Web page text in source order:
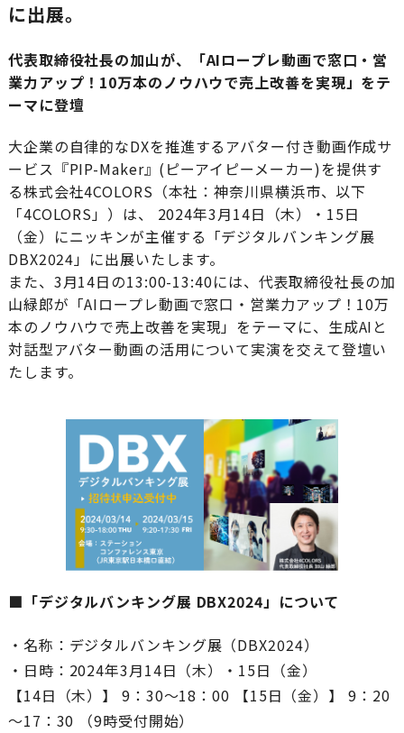
に出展。
代表取締役社長の加山が、「AIロープレ動画で窓口・営
業力アップ！10万本のノウハウで売上改善を実現」をテ
ーマに登壇
大企業の自律的なDXを推進するアバター付き動画作成サ
ービス『PIP-Maker』(ピーアイピーメーカー)を提供す
る株式会社4COLORS（本社：神奈川県横浜市、以下
「4COLORS」）は、 2024年3月14日（木）・15日
（金）にニッキンが主催する「デジタルバンキング展
DBX2024」に出展いたします。
また、3月14日の13:00-13:40には、代表取締役社長の加
山緑郎が「AIロープレ動画で窓口・営業力アップ！10万
本のノウハウで売上改善を実現」をテーマに、生成AIと
対話型アバター動画の活用について実演を交えて登壇い
たします。
■「デジタルバンキング展 DBX2024」について
・名称：デジタルバンキング展（DBX2024）
・日時：2024年3月14日（木）・15日（金）
【14日（木）】 9：30～18：00 【15日（金）】 9：20
～17：30 （9時受付開始）